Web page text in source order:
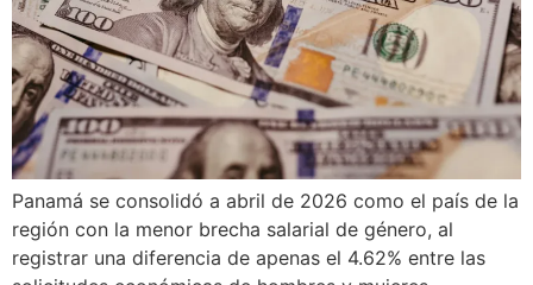
Panamá se consolidó a abril de 2026 como el país de la
región con la menor brecha salarial de género, al
registrar una diferencia de apenas el 4.62% entre las